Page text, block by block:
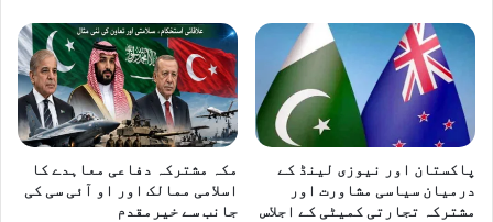
ے
پاکستان اور نیوزی لینڈ کے
درمیان سیاسی مشاورت اور
مشترکہ تجارتی کمیٹی کے اجلاس
مکہ مشترکہ دفاعی معاہدے کا
اسلامی ممالک اور او آئی سی کی
جانب سے خیرمقدم